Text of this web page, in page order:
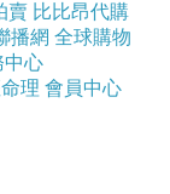
賣 比比昂代購
播網 全球購物
中心
理 會員中心